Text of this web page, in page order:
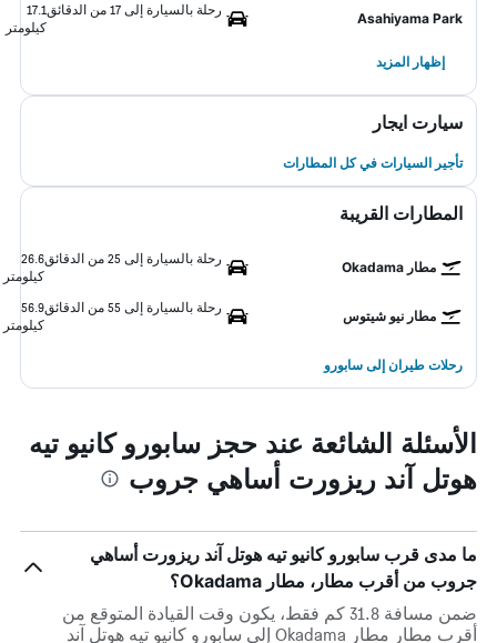
Asahiyama Park
رحلة بالسيارة إلى 17 من الدقائق
17.1
كيلومتر
إظهار المزيد
سيارت ايجار
تأجير السيارات في كل المطارات
المطارات القريبة
مطار Okadama
رحلة بالسيارة إلى 25 من الدقائق
26.6
كيلومتر
مطار نيو شيتوس
رحلة بالسيارة إلى 55 من الدقائق
56.9
كيلومتر
رحلات طيران إلى سابورو
الأسئلة الشائعة عند حجز سابورو كانيو تيه
هوتل آند ريزورت أساهي جروب
ما مدى قرب سابورو كانيو تيه هوتل آند ريزورت أساهي
جروب من أقرب مطار، مطار Okadama؟
ضمن مسافة 31.8 كم فقط، يكون وقت القيادة المتوقع من
أقرب مطار مطار Okadama إلى سابورو كانيو تيه هوتل آند